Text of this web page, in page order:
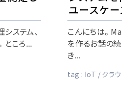
ステム、
ところ...
ユースケー
こんにちは。
を作るお話の
き...
tag : IoT クラ